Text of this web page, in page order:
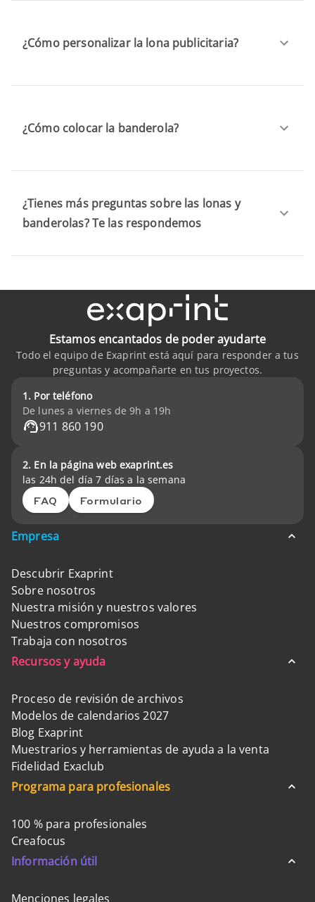
¿Cómo personalizar la lona publicitaria?
¿Cómo colocar la banderola?
¿Tienes más preguntas sobre las lonas y
banderolas? Te las respondemos
Estamos encantados de poder ayudarte
Todo el equipo de Exaprint está aquí para responder a tus
preguntas y acompañarte en tus proyectos.
1. Por teléfono
De lunes a viernes de 9h a 19h
911 860 190
2. En la página web exaprint.es
las 24h del día 7 días a la semana
FAQ Formulario
Empresa
Descubrir Exaprint
Sobre nosotros
Nuestra misión y nuestros valores
Nuestros compromisos
Trabaja con nosotros
Recursos y ayuda
Proceso de revisión de archivos
Modelos de calendarios 2027
Blog Exaprint
Muestrarios y herramientas de ayuda a la venta
Fidelidad Exaclub
Programa para profesionales
100 % para profesionales
Creafocus
Información útil
Menciones legales